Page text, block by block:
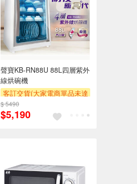
聲寶KB-RN88U 88L四層紫外
線烘碗機
客訂交貨(大家電商單品未達
萬元需加收$300-500,部分
安裝跨區費另計,實際收費以
$ 5490
$5,190